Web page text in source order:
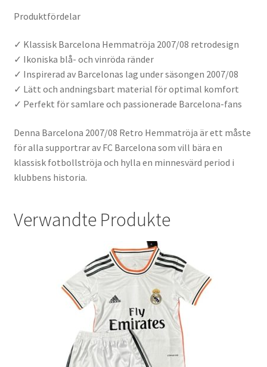
Produktfördelar
✓ Klassisk Barcelona Hemmatröja 2007/08 retrodesign
✓ Ikoniska blå- och vinröda ränder
✓ Inspirerad av Barcelonas lag under säsongen 2007/08
✓ Lätt och andningsbart material för optimal komfort
✓ Perfekt för samlare och passionerade Barcelona-fans
Denna Barcelona 2007/08 Retro Hemmatröja är ett måste
för alla supportrar av FC Barcelona som vill bära en
klassisk fotbollströja och hylla en minnesvärd period i
klubbens historia.
Verwandte Produkte